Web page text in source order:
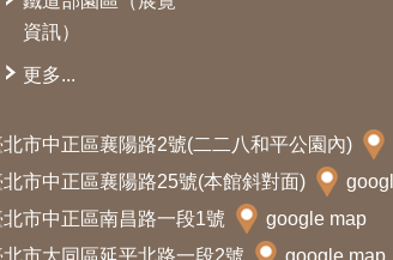
資訊）
更多...
市中正區襄陽路2號(二二八和平公園內)
市中正區襄陽路25號(本館斜對面)
市中正區南昌路一段1號
google map
市大同區延平北路一段2號 google map